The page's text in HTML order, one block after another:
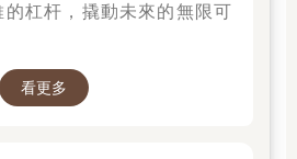
杠杆，撬動未來的無限可
看更多